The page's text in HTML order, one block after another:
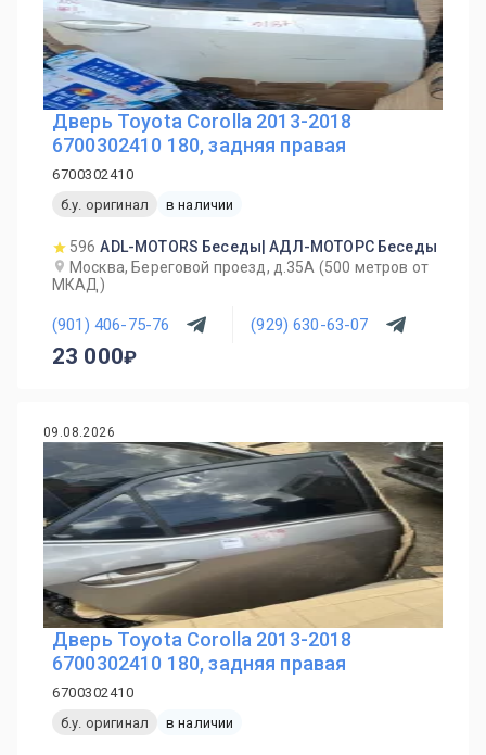
Дверь Toyota Corolla 2013-2018
6700302410 180, задняя правая
6700302410
б.у. оригинал
в наличии
596 ADL-MOTORS Беседы| АДЛ-МОТОРС Беседы
Москва, Береговой проезд, д.35А (500 метров от
МКАД)
(901) 406-75-76 (929) 630-63-07
23 000
09.08.2026
Дверь Toyota Corolla 2013-2018
6700302410 180, задняя правая
6700302410
б.у. оригинал
в наличии